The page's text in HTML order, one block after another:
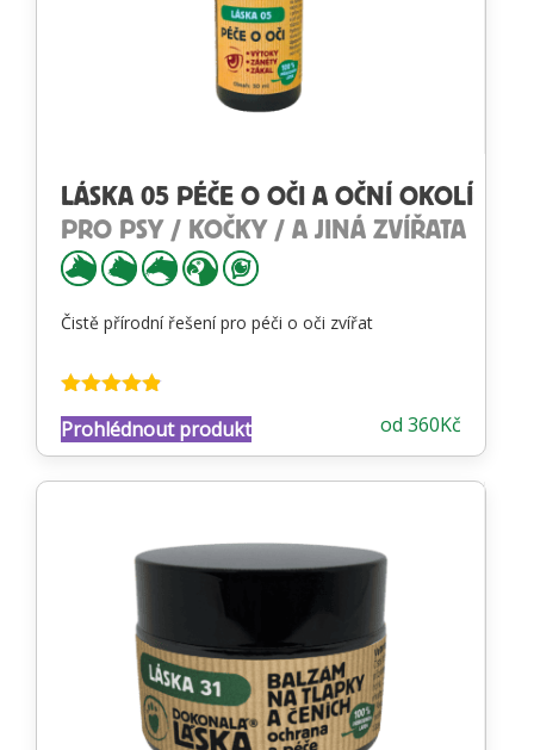
LÁSKA 05 PÉČE O OČI A OČNÍ OKOLÍ
PRO PSY / KOČKY / A JINÁ ZVÍŘATA
Čistě přírodní řešení pro péči o oči zvířat
4.81z 5 od 360Kč
Prohlédnout produkt